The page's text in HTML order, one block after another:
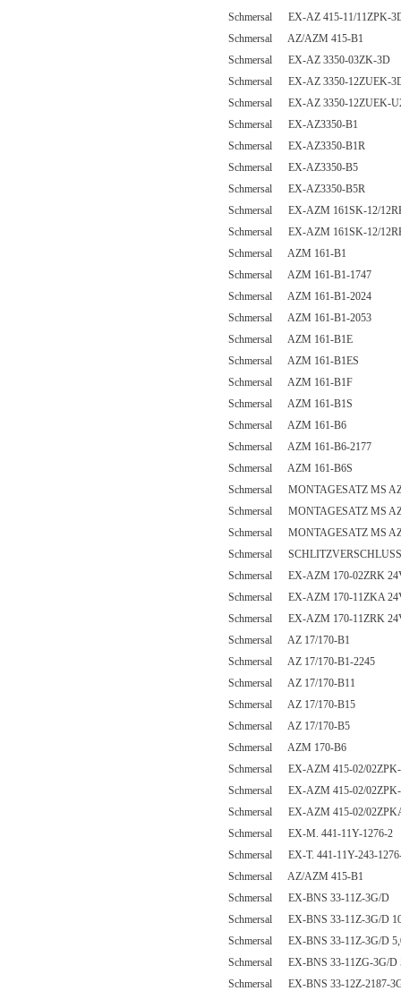
Schmersal EX-AZ 415-11/11ZPK-
Schmersal AZ/AZM 415-B1
Schmersal EX-AZ 3350-03ZK-3D
Schmersal EX-AZ 3350-12ZUEK-
Schmersal EX-AZ 3350-12ZUEK-
Schmersal EX-AZ3350-B1
Schmersal EX-AZ3350-B1R
Schmersal EX-AZ3350-B5
Schmersal EX-AZ3350-B5R
Schmersal EX-AZM 161SK-12/
Schmersal EX-AZM 161SK-12/
Schmersal AZM 161-B1
Schmersal AZM 161-B1-1747
Schmersal AZM 161-B1-2024
Schmersal AZM 161-B1-2053
Schmersal AZM 161-B1E
Schmersal AZM 161-B1ES
Schmersal AZM 161-B1F
Schmersal AZM 161-B1S
Schmersal AZM 161-B6
Schmersal AZM 161-B6-2177
Schmersal AZM 161-B6S
Schmersal MONTAGESATZ MS
Schmersal MONTAGESATZ MS
Schmersal MONTAGESATZ MS
Schmersal
Schmersal EX-AZM 170-02ZRK
Schmersal EX-AZM 170-11ZKA
Schmersal EX-AZM 170-11ZRK
Schmersal AZ 17/170-B1
Schmersal AZ 17/170-B1-2245
Schmersal AZ 17/170-B11
Schmersal AZ 17/170-B15
Schmersal AZ 17/170-B5
Schmersal AZM 170-B6
Schmersal EX-AZM 415-02/02ZPK-
Schmersal EX-AZM 415-02/02ZPK-
Schmersal EX-AZM 415-02/
Schmersal EX-M. 441-11Y-1276-2
Schmersal EX-T. 441-11Y-243-
Schmersal AZ/AZM 415-B1
Schmersal EX-BNS 33-11Z-3G/D
Schmersal EX-BNS 33-11Z-3G/D
Schmersal EX-BNS 33-11Z-3G/D
Schmersal EX-BNS 33-11ZG-3G/D
Schmersal EX-BNS 33-12Z-2187-